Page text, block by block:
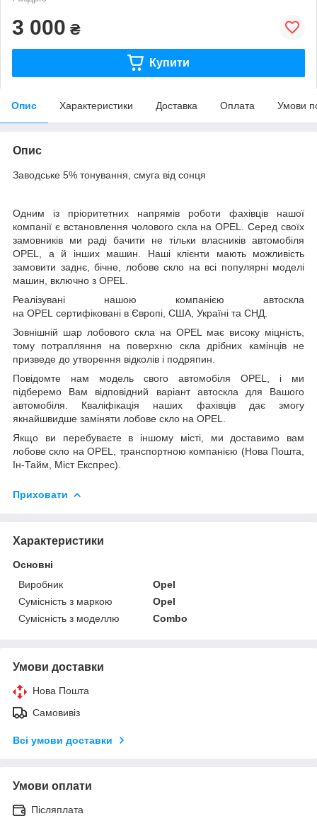
3 000 ₴
Купити
Опис Характеристики Доставка Оплата Умови
Опис
Заводське 5% тонування, смуга від сонця
Одним із пріоритетних напрямів роботи фахівців нашої
компанії є встановлення чолового скла на OPEL. Серед своїх
замовників ми раді бачити не тільки власників автомобіля
OPEL, а й інших машин. Наші клієнти мають можливість
замовити заднє, бічне, лобове скло на всі популярні моделі
машин, включно з OPEL.
Реалізувані нашою компанією автоскла
на OPEL сертифіковані в Європі, США, Україні та СНД.
Зовнішній шар лобового скла на OPEL має високу міцність,
тому потрапляння на поверхню скла дрібних камінців не
призведе до утворення відколів і подряпин.
Повідомте нам модель свого автомобіля OPEL, і ми
підберемо Вам відповідний варіант автоскла для Вашого
автомобіля. Кваліфікація наших фахівців дає змогу
якнайшвидше заміняти лобове скло на OPEL.
Якщо ви перебуваєте в іншому місті, ми доставимо вам
лобове скло на OPEL, транспортною компанією (Нова Пошта,
Ін-Тайм, Міст Експрес).
Приховати
Характеристики
Основні
Виробник
Opel
Сумісність з маркою
Opel
Сумісність з моделлю
Combo
Умови доставки
Нова Пошта
Самовивіз
Всі умови доставки
Умови оплати
Післяплата